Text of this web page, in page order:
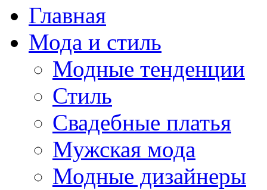
Главная
Мода и стиль
Модные тенденции
Стиль
Свадебные платья
Мужская мода
Модные дизайнеры